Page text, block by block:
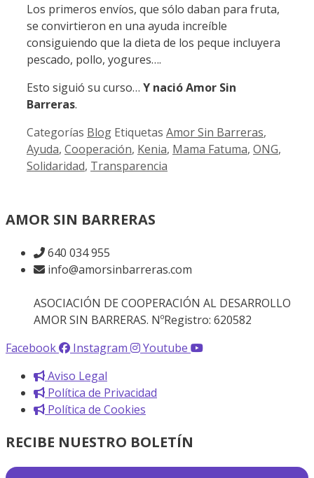
Los primeros envíos, que sólo daban para fruta,
se convirtieron en una ayuda increíble
consiguiendo que la dieta de los peque incluyera
pescado, pollo, yogures….
Esto siguió su curso… Y nació Amor Sin
Barreras.
Categorías Blog Etiquetas Amor Sin Barreras,
Ayuda, Cooperación, Kenia, Mama Fatuma, ONG,
Solidaridad, Transparencia
AMOR SIN BARRERAS
640 034 955
info@amorsinbarreras.com
ASOCIACIÓN DE COOPERACIÓN AL DESARROLLO
AMOR SIN BARRERAS. NºRegistro: 620582
Facebook
Instagram
Youtube
Aviso Legal
Política de Privacidad
Política de Cookies
RECIBE NUESTRO BOLETÍN